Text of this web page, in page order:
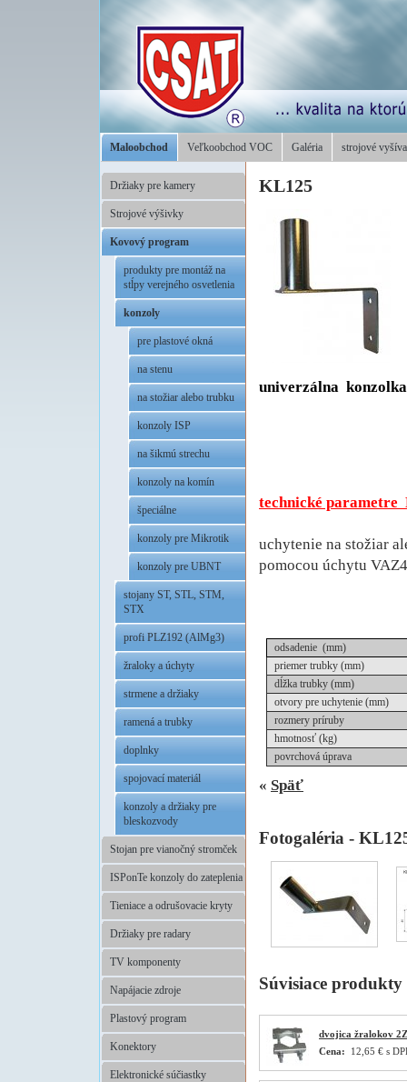
Maloobchod Veľkoobchod VOC Galéria strojové
Držiaky pre kamery
Strojové výšivky
Kovový program
produkty pre montáž na
stĺpy verejného osvetlenia
konzoly
pre plastové okná
na stenu
na stožiar alebo trubku
konzoly ISP
na šikmú strechu
konzoly na komín
špeciálne
konzoly pre Mikrotik
konzoly pre UBNT
stojany ST, STL, STM,
STX
profi PLZ192 (AlMg3)
žraloky a úchyty
strmene a držiaky
ramená a trubky
doplnky
spojovací materiál
konzoly a držiaky pre
bleskozvody
Stojan pre vianočný stromček
ISPonTe konzoly do zateplenia
Tieniace a odrušovacie kryty
Držiaky pre radary
TV komponenty
Napájacie zdroje
Plastový program
Konektory
Elektronické súčiastky
KL125
univerzálna konzolka
technické parametre
uchytenie na stožiar
pomocou úchytu
odsadenie (mm)
priemer trubky (mm)
dĺžka trubky (mm)
otvory pre uchytenie (mm)
rozmery príruby
hmotnosť (kg)
povrchová úprava
« Späť
Fotogaléria -
Súvisiace produkty
dvojica žralokov
Cena: 12,65 € s